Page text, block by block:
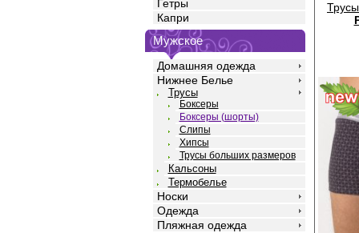
Гетры
Капри
Мужское
Домашняя одежда
Нижнее Белье
Трусы
Боксеры
Боксеры (шорты)
Слипы
Хипсы
Трусы больших размеров
Кальсоны
Термобелье
Носки
Одежда
Пляжная одежда